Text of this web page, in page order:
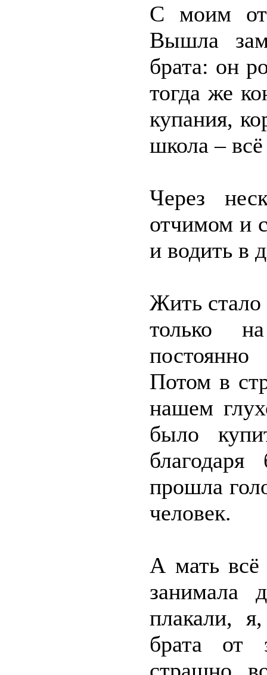
С моим
Вышла
брата: он
тогда же
купания,
школа –
Через
отчимом и
и водить в
Жить стало
только
Потом в
нашем
было
прошла
человек.
А мать всё
занимала
плакали,
брата от